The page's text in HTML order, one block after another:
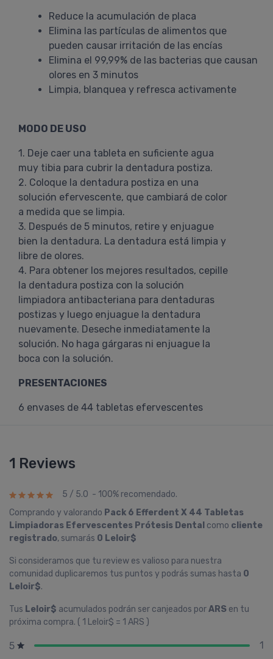
Reduce la acumulación de placa
Elimina las partículas de alimentos que
pueden causar irritación de las encías
Elimina el 99,99% de las bacterias que causan
olores en 3 minutos
Limpia, blanquea y refresca activamente
MODO DE USO
1. Deje caer una tableta en suficiente agua
muy tibia para cubrir la dentadura postiza.
2. Coloque la dentadura postiza en una
solución efervescente, que cambiará de color
a medida que se limpia.
3. Después de 5 minutos, retire y enjuague
bien la dentadura. La dentadura está limpia y
libre de olores.
4. Para obtener los mejores resultados, cepille
la dentadura postiza con la solución
limpiadora antibacteriana para dentaduras
postizas y luego enjuague la dentadura
nuevamente. Deseche inmediatamente la
solución. No haga gárgaras ni enjuague la
boca con la solución.
PRESENTACIONES
6 envases de 44 tabletas efervescentes
1 Reviews
5 / 5.0 - 100% recomendado.
Comprando y valorando Pack 6 Efferdent X 44 Tabletas
Limpiadoras Efervescentes Prótesis Dental como cliente
registrado, sumarás 0 Leloir$
Si consideramos que tu review es valioso para nuestra
comunidad duplicaremos tus puntos y podrás sumas hasta 0
Leloir$.
Tus Leloir$ acumulados podrán ser canjeados porARS en tu
próxima compra. ( 1 Leloir$ = 1 ARS )
5
1